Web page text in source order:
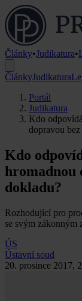
Články•Judikatura•
ČlánkyJudikatura
Portál
Judikatura
Kdo
dopravou
Kdo
hromadnou
dokladu?
Rozhodující pro
se svým zákonným
ÚS
Ústavní soud
20. prosince 2017,